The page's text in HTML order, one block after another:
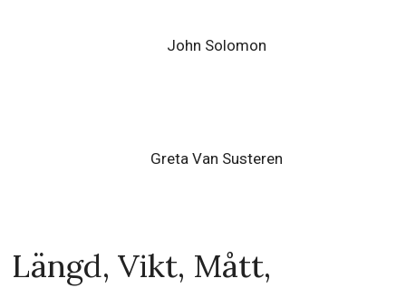
John Solomon
Greta Van Susteren
Längd, Vikt, Mått,